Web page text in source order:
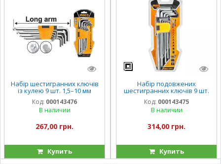
Набір шестигранних ключів
із кулею 9 шт. 1,5–10 мм
INGCO
Код: 000143476
В наличии
267,00 грн.
Купить
Набір подовжених
шестигранних ключів 9 шт.
1,5–10 мм INGCO
Код: 000143475
В наличии
314,00 грн.
Купить